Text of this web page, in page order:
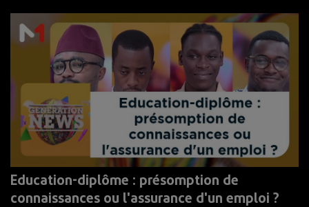
Education-diplôme : présomption de
connaissances ou l'assurance d'un emploi ?